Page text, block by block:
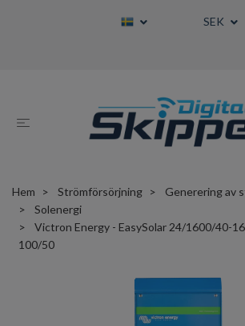
SEK
Hem Strömförsörjning
Generering av
Solenergi
Victron Energy - EasySolar 24/1600/40-
100/50